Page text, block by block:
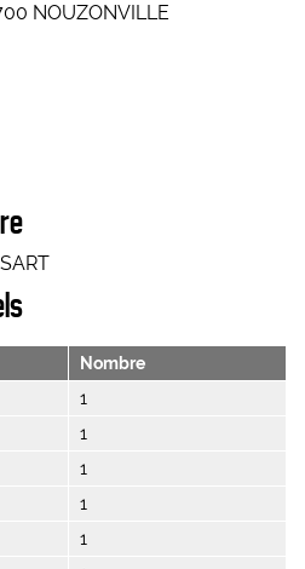
NOUZONVILLE
Nombre
1
1
1
1
1